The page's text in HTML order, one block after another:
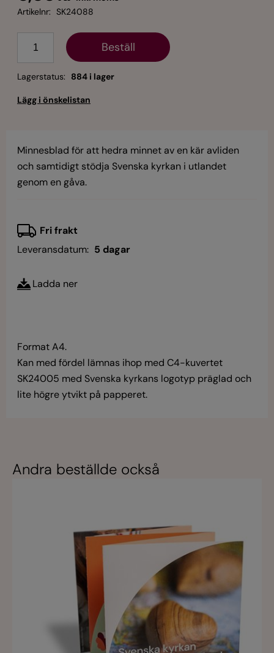
Artikelnr: SK24088
Antal
Lagerstatus: 884 i lager
Minnesblad för att hedra minnet av en kär avliden
och samtidigt stödja Svenska kyrkan i utlandet
genom en gåva.
Fri frakt
Leveransdatum: 5 dagar
Ladda ner
Format A4.
Kan med fördel lämnas ihop med C4-kuvertet
SK24005 med Svenska kyrkans logotyp präglad och
lite högre ytvikt på papperet.
Andra beställde också